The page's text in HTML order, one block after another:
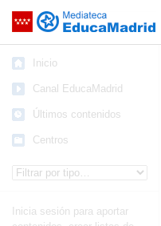
Saltar navegación
Inicio
Canal EducaMadrid
Últimos contenidos
Centros
Inicia sesión para aportar